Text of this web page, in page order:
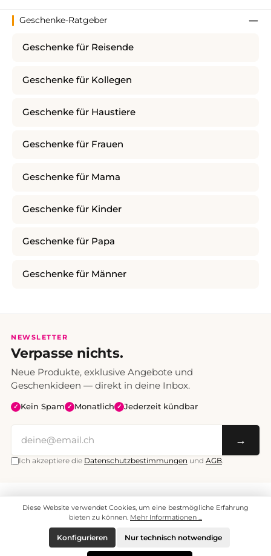
Geschenke-Ratgeber
Geschenke für Reisende
Geschenke für Kollegen
Geschenke für Haustiere
Geschenke für Frauen
Geschenke für Mama
Geschenke für Kinder
Geschenke für Papa
Geschenke für Männer
NEWSLETTER
Verpasse nichts.
Neue Produkte, exklusive Angebote und
Geschenkideen — direkt in deine Inbox.
✓ Kein Spam ✓ Monatlich ✓ Jederzeit kündbar
→
Ich akzeptiere die Datenschutzbestimmungen und AGB.
versandkostenfrei.
© 2008 - 2026 enjoymedia.ch - Alle Rechte vorbehalten.
Diese Website verwendet Cookies, um eine bestmögliche Erfahrung
bieten zu können. Mehr Informationen ...
Nur technisch notwendige
Konfigurieren